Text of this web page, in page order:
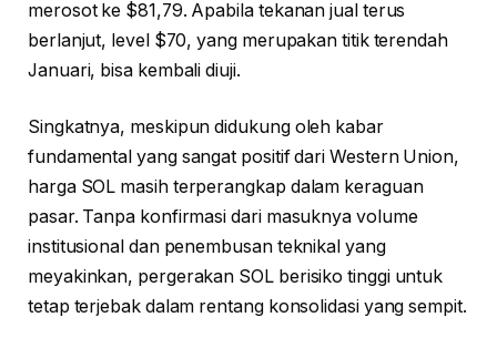
merosot ke $81,79. Apabila tekanan jual terus
berlanjut, level $70, yang merupakan titik terendah
Januari, bisa kembali diuji.
Singkatnya, meskipun didukung oleh kabar
fundamental yang sangat positif dari Western Union,
harga SOL masih terperangkap dalam keraguan
pasar. Tanpa konfirmasi dari masuknya volume
institusional dan penembusan teknikal yang
meyakinkan, pergerakan SOL berisiko tinggi untuk
tetap terjebak dalam rentang konsolidasi yang sempit.